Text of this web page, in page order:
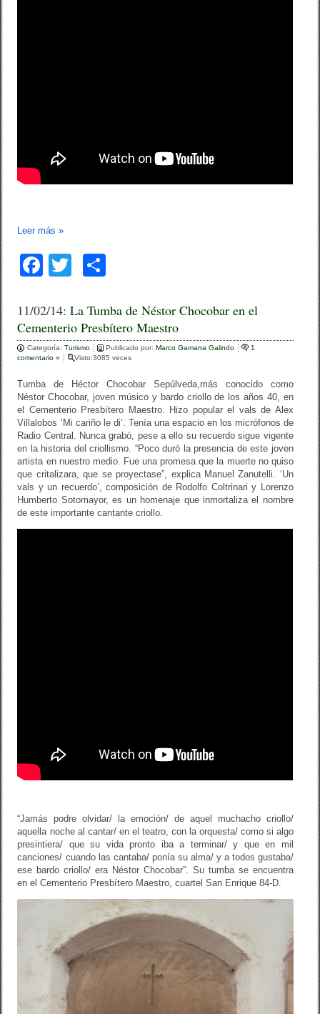
Leer más»
F
c
e
b
o
o
k
tt
er
m
p
ar
tir
11/02/14:La Tumba de Néstor Chocobar en el
Cementerio Presbítero Maestro
Categoría:Turismo Publicado por:Marco Gamarra Galindo
1
comentario »
Visto:3085 veces
Tumba de Héctor Chocobar Sepúlveda,más conocido como
Néstor Chocobar, joven músico y bardo criollo de los años 40, en
el Cementerio Presbítero Maestro. Hizo popular el vals de Alex
Villalobos ‘Mi cariño le di’. Tenía una espacio en los micrófonos de
Radio Central. Nunca grabó, pese a ello su recuerdo sigue vigente
en la historia del criollismo. “Poco duró la presencia de este joven
artista en nuestro medio. Fue una promesa que la muerte no quiso
que critalizara, que se proyectase”, explica Manuel Zanutelli. ‘Un
vals y un recuerdo’, composición de Rodolfo Coltrinari y Lorenzo
Humberto Sotomayor, es un homenaje que inmortaliza el nombre
de este importante cantante criollo.
“Jamás podre olvidar/ la emoción/ de aquel muchacho criollo/
aquella noche al cantar/ en el teatro, con la orquesta/ como si algo
presintiera/ que su vida pronto iba a terminar/ y que en mil
canciones/ cuando las cantaba/ ponía su alma/ y a todos gustaba/
ese bardo criollo/ era Néstor Chocobar”. Su tumba se encuentra
en el Cementerio Presbítero Maestro, cuartel San Enrique 84-D.